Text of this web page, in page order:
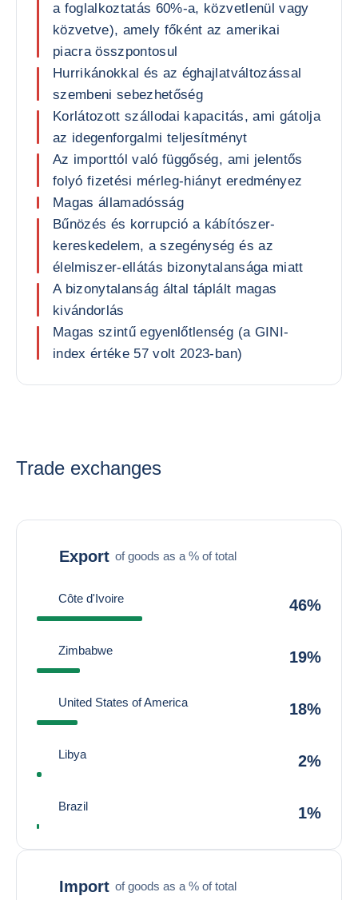
a foglalkoztatás 60%-a, közvetlenül vagy
közvetve), amely főként az amerikai
piacra összpontosul
Hurrikánokkal és az éghajlatváltozással
szembeni sebezhetőség
Korlátozott szállodai kapacitás, ami gátolja
az idegenforgalmi teljesítményt
Az importtól való függőség, ami jelentős
folyó fizetési mérleg-hiányt eredményez
Magas államadósság
Bűnözés és korrupció a kábítószer-
kereskedelem, a szegénység és az
élelmiszer-ellátás bizonytalansága miatt
A bizonytalanság által táplált magas
kivándorlás
Magas szintű egyenlőtlenség (a GINI-
index értéke 57 volt 2023-ban)
Trade exchanges
Export of goods as a % of total
Côte d'Ivoire 46%
Zimbabwe 19%
United States of America 18%
Libya 2%
Brazil 1%
Import of goods as a % of total